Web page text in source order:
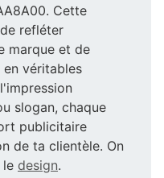
Cette
refléter
marque et de
véritables
slogan, chaque
publicitaire
de ta clientèle. On
le design.